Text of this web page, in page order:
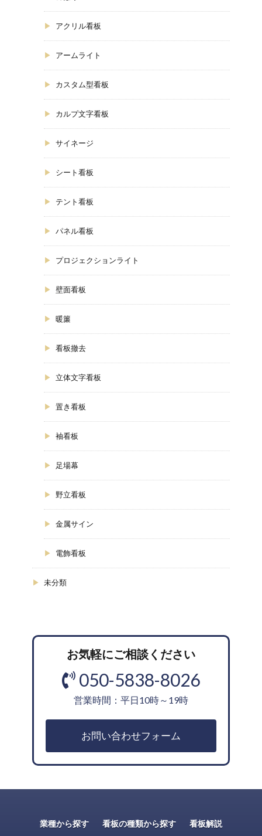
アクリル看板
アームライト
カスタム型看板
カルプ文字看板
サイネージ
シート看板
テント看板
パネル看板
プロジェクションライト
壁面看板
暖簾
看板撤去
立体文字看板
置き看板
袖看板
足場幕
野立看板
金属サイン
電飾看板
未分類
お気軽にご相談ください
050-5838-8026
営業時間：平日10時～19時
お問い合わせフォーム
業種から探す 看板の種類から探す 看板解説